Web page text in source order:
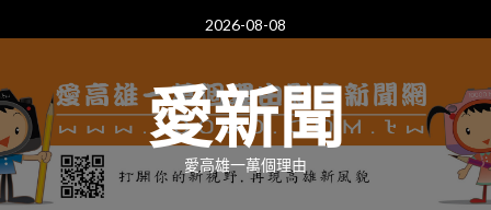
to
2026-08-08
愛新聞
愛高雄一萬個理由